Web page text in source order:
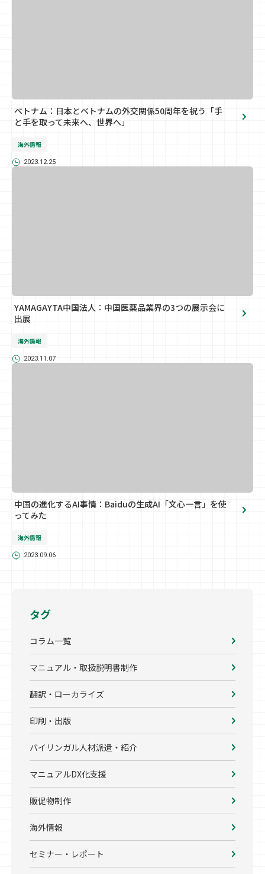
ベトナム：日本とベトナムの外交関係50周年を祝う「手
と手を取って未来へ、世界へ」
海外情報
2023.12.25
YAMAGAYTA中国法人：中国医薬品業界の3つの展示会に
出展
海外情報
2023.11.07
中国の進化するAI事情：Baiduの生成AI「文心一言」を使
ってみた
海外情報
2023.09.06
タグ
コラム一覧
マニュアル・取扱説明書制作
翻訳・ローカライズ
印刷・出版
バイリンガル人材派遣・紹介
マニュアルDX化支援
販促物制作
海外情報
セミナー・レポート